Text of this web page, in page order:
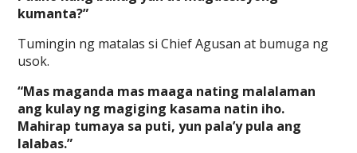
kumanta?”
Tumingin ng matalas si Chief Agusan at bumuga ng
usok.
“Mas maganda mas maaga nating malalaman
ang kulay ng magiging kasama natin iho.
Mahirap tumaya sa puti, yun pala’y pula ang
lalabas.”